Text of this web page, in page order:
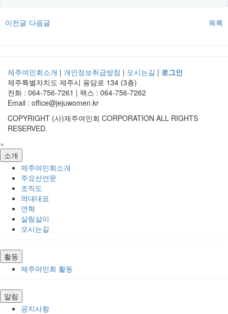
이전글 다음글 목록
제주여민회소개 | 개인정보취급방침 | 오시는길 | 로그인
제주특별자치도 제주시 용담로 134 (3층)
전화 : 064-756-7261 | 팩스 : 064-756-7262
Email : office@jejuwomen.kr
COPYRIGHT (사)제주여민회 CORPORATION ALL RIGHTS
RESERVED.
×
소개
제주여민회소개
주요선언문
조직도
역대대표
연혁
살림살이
오시는길
활동
제주여민회 활동
알림
공지사항